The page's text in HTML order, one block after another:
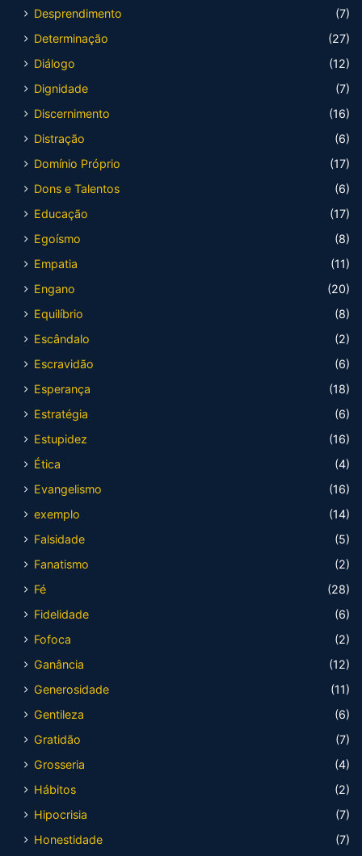
Desprendimento
(7)
Determinação
(27)
Diálogo
(12)
Dignidade
(7)
Discernimento
(16)
Distração
(6)
Domínio Próprio
(17)
Dons e Talentos
(6)
Educação
(17)
Egoísmo
(8)
Empatia
(11)
Engano
(20)
Equilíbrio
(8)
Escândalo
(2)
Escravidão
(6)
Esperança
(18)
Estratégia
(6)
Estupidez
(16)
Ética
(4)
Evangelismo
(16)
exemplo
(14)
Falsidade
(5)
Fanatismo
(2)
Fé
(28)
Fidelidade
(6)
Fofoca
(2)
Ganância
(12)
Generosidade
(11)
Gentileza
(6)
Gratidão
(7)
Grosseria
(4)
Hábitos
(2)
Hipocrisia
(7)
Honestidade
(7)